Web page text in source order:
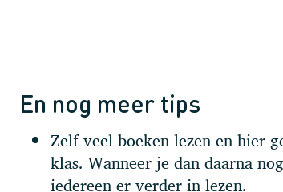
En nog meer tips
Zelf veel boeken lezen en hier
klas. Wanneer je dan daarna
iedereen er verder in lezen.